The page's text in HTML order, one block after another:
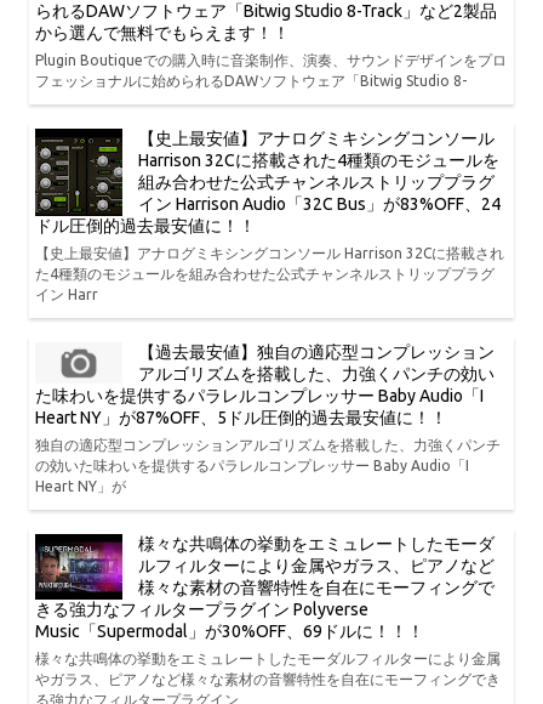
られるDAWソフトウェア「Bitwig Studio 8-Track」など2製品
から選んで無料でもらえます！！
Plugin Boutiqueでの購入時に音楽制作、演奏、サウンドデザインをプロ
フェッショナルに始められるDAWソフトウェア「Bitwig Studio 8-
【史上最安値】アナログミキシングコンソール
Harrison 32Cに搭載された4種類のモジュールを
組み合わせた公式チャンネルストリッププラグ
イン Harrison Audio「32C Bus」が83%OFF、24
ドル圧倒的過去最安値に！！
【史上最安値】アナログミキシングコンソール Harrison 32Cに搭載され
た4種類のモジュールを組み合わせた公式チャンネルストリッププラグ
イン Harr
【過去最安値】独自の適応型コンプレッション
アルゴリズムを搭載した、力強くパンチの効い
た味わいを提供するパラレルコンプレッサー Baby Audio「I
Heart NY」が87%OFF、5ドル圧倒的過去最安値に！！
独自の適応型コンプレッションアルゴリズムを搭載した、力強くパンチ
の効いた味わいを提供するパラレルコンプレッサー Baby Audio「I
Heart NY」が
様々な共鳴体の挙動をエミュレートしたモーダ
ルフィルターにより金属やガラス、ピアノなど
様々な素材の音響特性を自在にモーフィングで
きる強力なフィルタープラグイン Polyverse
Music「Supermodal」が30%OFF、69ドルに！！！
様々な共鳴体の挙動をエミュレートしたモーダルフィルターにより金属
やガラス、ピアノなど様々な素材の音響特性を自在にモーフィングでき
る強力なフィルタープラグイン